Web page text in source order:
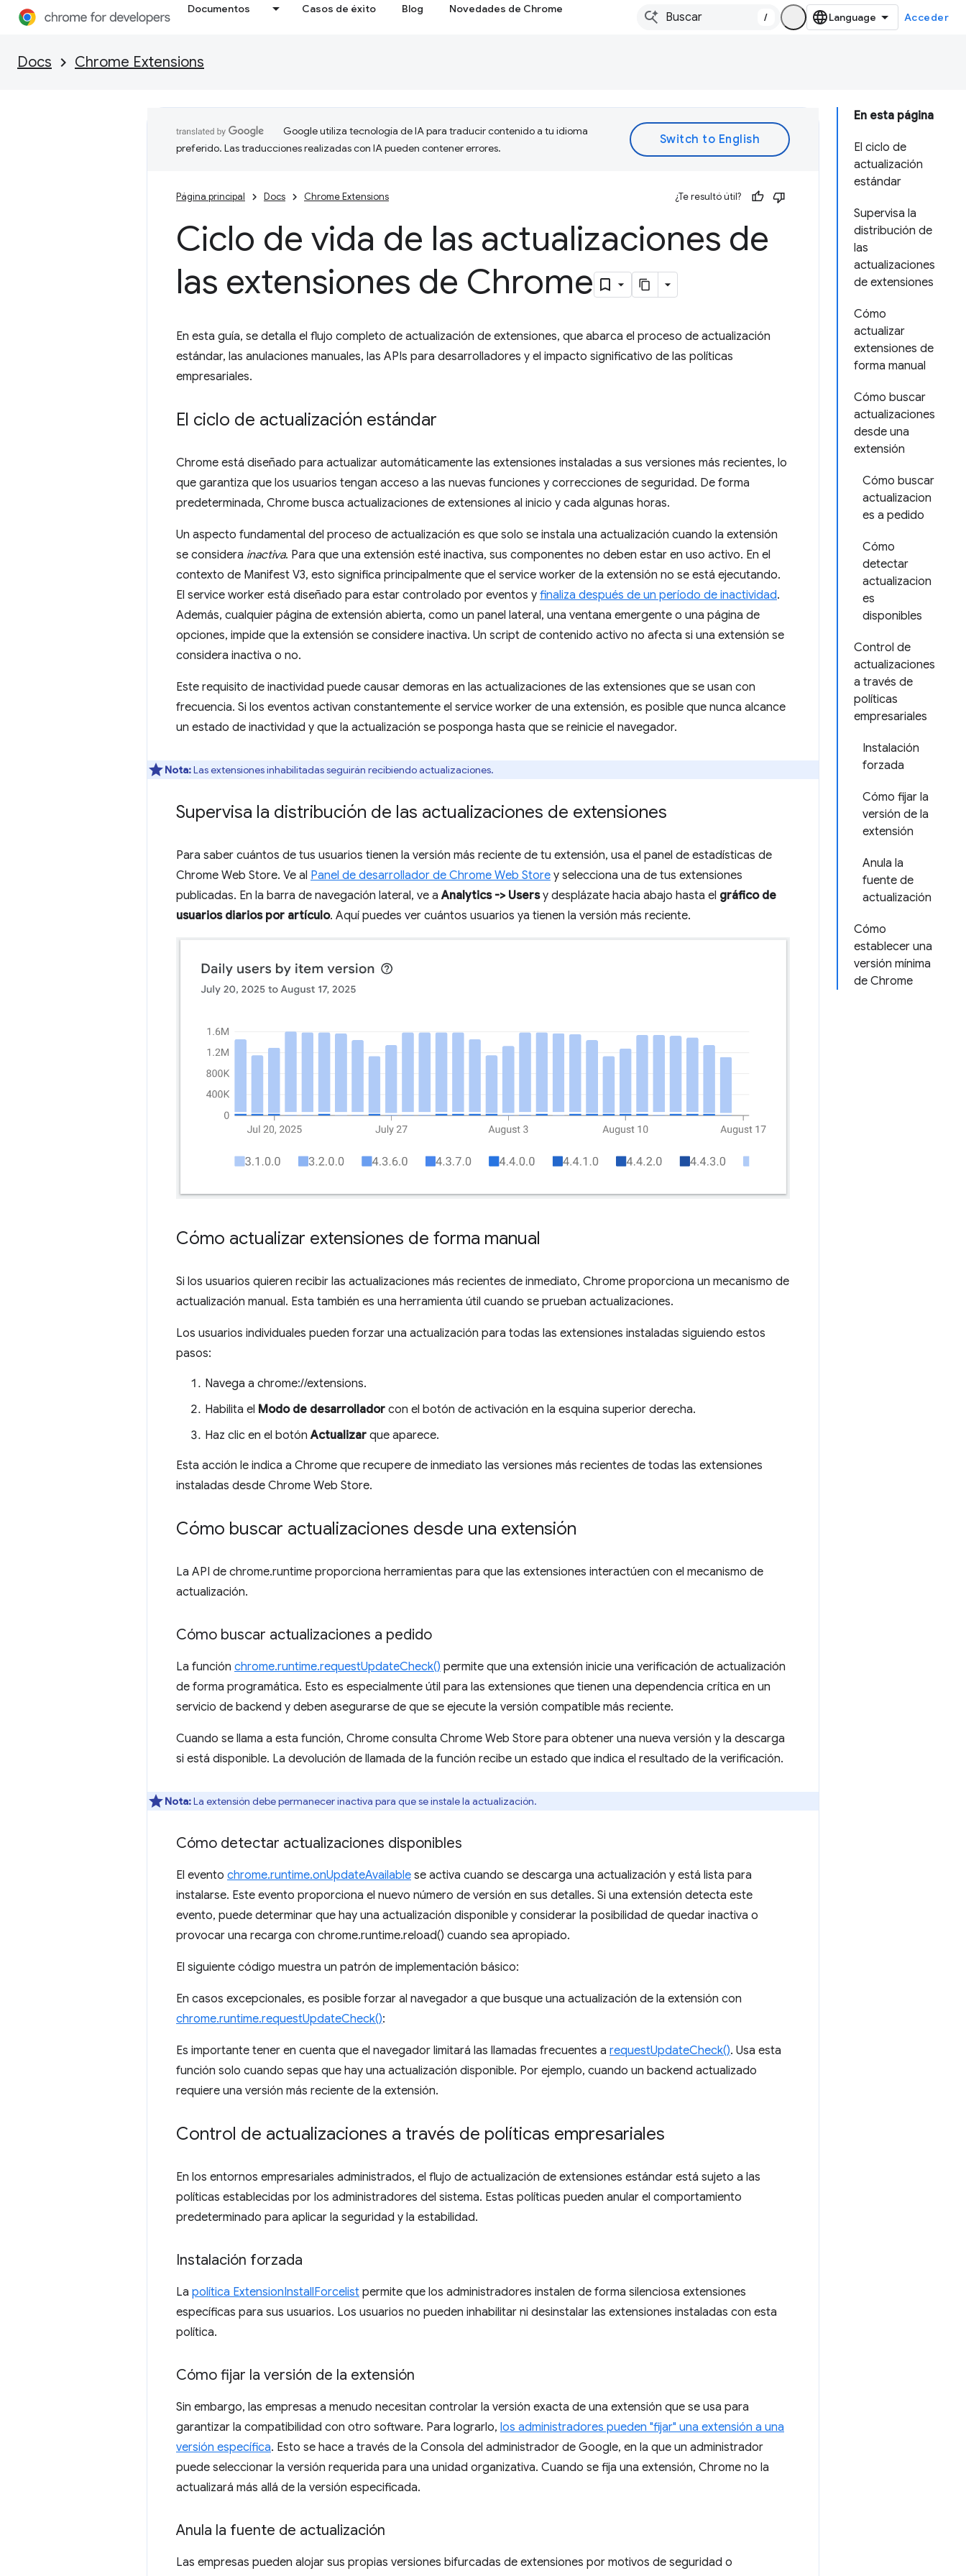
Documentos Casos de éxito Blog Novedades de Chrome
/ Acceder
Docs Chrome Extensions
En esta página
El ciclo de
actualización
estándar
Supervisa la
distribución de
las
actualizaciones
de extensiones
Cómo
actualizar
extensiones de
forma manual
Cómo buscar
actualizaciones
desde una
extensión
Cómo buscar
actualizacion
es a pedido
Cómo
detectar
actualizacion
es
disponibles
Control de
actualizaciones
a través de
políticas
empresariales
Instalación
forzada
Cómo fijar la
versión de la
extensión
Anula la
fuente de
actualización
Cómo
establecer una
versión mínima
de Chrome
Google utiliza tecnología de IA para traducir contenido a tu idioma
preferido. Las traducciones realizadas con IA pueden contener errores.
Página principal Docs Chrome Extensions ¿Te resultó útil?
Ciclo de vida de las actualizaciones de
las extensiones de Chrome
En esta guía, se detalla el flujo completo de actualización de extensiones, que abarca el proceso de actualización
estándar, las anulaciones manuales, las APIs para desarrolladores y el impacto significativo de las políticas
empresariales.
El ciclo de actualización estándar
Chrome está diseñado para actualizar automáticamente las extensiones instaladas a sus versiones más recientes, lo
que garantiza que los usuarios tengan acceso a las nuevas funciones y correcciones de seguridad. De forma
predeterminada, Chrome busca actualizaciones de extensiones al inicio y cada algunas horas.
Un aspecto fundamental del proceso de actualización es que solo se instala una actualización cuando la extensión
se considera inactiva. Para que una extensión esté inactiva, sus componentes no deben estar en uso activo. En el
contexto de Manifest V3, esto significa principalmente que el service worker de la extensión no se está ejecutando.
El service worker está diseñado para estar controlado por eventos y finaliza después de un período de inactividad.
Además, cualquier página de extensión abierta, como un panel lateral, una ventana emergente o una página de
opciones, impide que la extensión se considere inactiva. Un script de contenido activo no afecta si una extensión se
considera inactiva o no.
Este requisito de inactividad puede causar demoras en las actualizaciones de las extensiones que se usan con
frecuencia. Si los eventos activan constantemente el service worker de una extensión, es posible que nunca alcance
un estado de inactividad y que la actualización se posponga hasta que se reinicie el navegador.
Nota:Las extensiones inhabilitadas seguirán recibiendo actualizaciones.
Supervisa la distribución de las actualizaciones de extensiones
Para saber cuántos de tus usuarios tienen la versión más reciente de tu extensión, usa el panel de estadísticas de
Chrome Web Store. Ve al Panel de desarrollador de Chrome Web Store y selecciona una de tus extensiones
publicadas. En la barra de navegación lateral, ve aAnalytics -> Usersy desplázate hacia abajo hasta el gráfico de
usuarios diarios por artículo. Aquí puedes ver cuántos usuarios ya tienen la versión más reciente.
Cómo actualizar extensiones de forma manual
Si los usuarios quieren recibir las actualizaciones más recientes de inmediato, Chrome proporciona un mecanismo de
actualización manual. Esta también es una herramienta útil cuando se prueban actualizaciones.
Los usuarios individuales pueden forzar una actualización para todas las extensiones instaladas siguiendo estos
pasos:
Navega a chrome://extensions.
Habilita el Modo de desarrollador con el botón de activación en la esquina superior derecha.
Haz clic en el botónActualizar que aparece.
Esta acción le indica a Chrome que recupere de inmediato las versiones más recientes de todas las extensiones
instaladas desde Chrome Web Store.
Cómo buscar actualizaciones desde una extensión
La API de chrome.runtime proporciona herramientas para que las extensiones interactúen con el mecanismo de
actualización.
Cómo buscar actualizaciones a pedido
La función chrome.runtime.requestUpdateCheck() permite que una extensión inicie una verificación de actualización
de forma programática. Esto es especialmente útil para las extensiones que tienen una dependencia crítica en un
servicio de backend y deben asegurarse de que se ejecute la versión compatible más reciente.
Cuando se llama a esta función, Chrome consulta Chrome Web Store para obtener una nueva versión y la descarga
si está disponible. La devolución de llamada de la función recibe un estado que indica el resultado de la verificación.
Nota:La extensión debe permanecer inactiva para que se instale la actualización.
Cómo detectar actualizaciones disponibles
El evento chrome.runtime.onUpdateAvailable se activa cuando se descarga una actualización y está lista para
instalarse. Este evento proporciona el nuevo número de versión en sus detalles. Si una extensión detecta este
evento, puede determinar que hay una actualización disponible y considerar la posibilidad de quedar inactiva o
provocar una recarga con chrome.runtime.reload() cuando sea apropiado.
El siguiente código muestra un patrón de implementación básico:
En casos excepcionales, es posible forzar al navegador a que busque una actualización de la extensión con
chrome.runtime.requestUpdateCheck():
Es importante tener en cuenta que el navegador limitará las llamadas frecuentes a requestUpdateCheck(). Usa esta
función solo cuando sepas que hay una actualización disponible. Por ejemplo, cuando un backend actualizado
requiere una versión más reciente de la extensión.
Control de actualizaciones a través de políticas empresariales
En los entornos empresariales administrados, el flujo de actualización de extensiones estándar está sujeto a las
políticas establecidas por los administradores del sistema. Estas políticas pueden anular el comportamiento
predeterminado para aplicar la seguridad y la estabilidad.
Instalación forzada
La política ExtensionInstallForcelist permite que los administradores instalen de forma silenciosa extensiones
específicas para sus usuarios. Los usuarios no pueden inhabilitar ni desinstalar las extensiones instaladas con esta
política.
Cómo fijar la versión de la extensión
Sin embargo, las empresas a menudo necesitan controlar la versión exacta de una extensión que se usa para
garantizar la compatibilidad con otro software. Para lograrlo, los administradores pueden "fijar" una extensión a una
versión específica. Esto se hace a través de la Consola del administrador de Google, en la que un administrador
puede seleccionar la versión requerida para una unidad organizativa. Cuando se fija una extensión, Chrome no la
actualizará más allá de la versión especificada.
Anula la fuente de actualización
Las empresas pueden alojar sus propias versiones bifurcadas de extensiones por motivos de seguridad o